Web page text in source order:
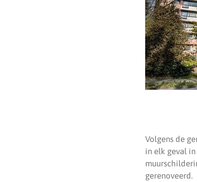
Volgens de
in elk geval
gerenoveerd.